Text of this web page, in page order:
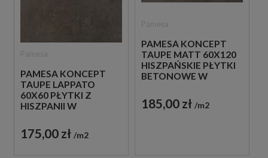
PAMESA KONCEPT
TAUPE LAPPATO
60X60 PŁYTKI Z
HISZPANII W
IMITUJĄCE BETON
175,00 zł m2
PAMESA KONCEPT
TAUPE MATT 60X120
HISZPAŃSKIE PŁYTKI
BETONOWE W
185,00 zł m2